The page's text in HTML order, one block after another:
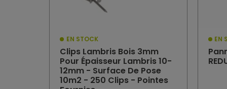
o 25mm(1)
POIDS
0kg
EN STOCK
Clips Lambris Bois 3mm
Pour Épaisseur Lambris 10-
12mm - Surface De Pose
10m2 - 250 Clips - Pointes
EN